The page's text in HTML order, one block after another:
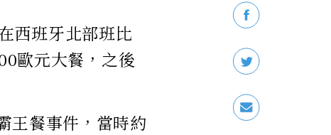
西班牙北部班比
歐元大餐，之後
王餐事件，當時約